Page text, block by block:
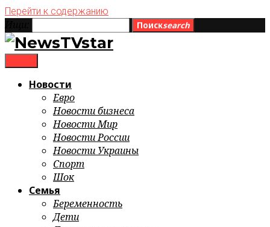
Перейти к содержанию
Поискsearch
Новости
Евро
Новости бизнеса
Новости Мир
Новости России
Новости Украины
Спорт
Шок
Семья
Беременность
Дети